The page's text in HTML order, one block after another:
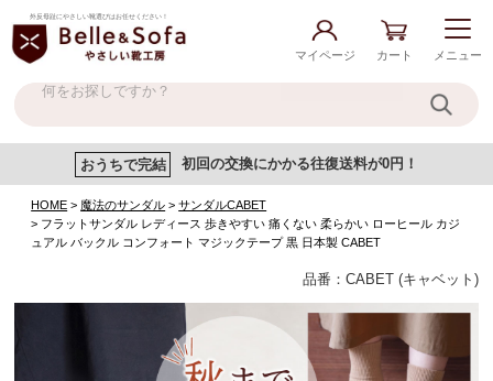
外反母趾にやさしい靴選びはお任せください！
マイページ カート メニュー
おうちで完結 初回の交換にかかる往復送料が0円！
HOME 魔法のサンダル
サンダルCABET
フラットサンダル レディース 歩きやすい 痛くない 柔らかい ローヒール カジ
ュアル バックル コンフォート マジックテープ 黒 日本製 CABET
品番：CABET (キャベット)